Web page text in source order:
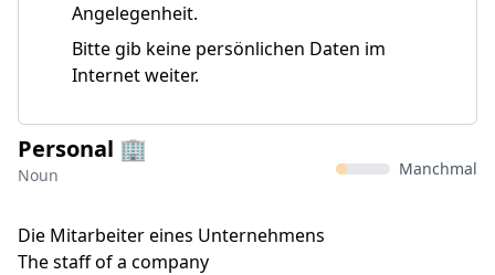
Angelegenheit.
Bitte gib keine persönlichen Daten im
Internet weiter.
Personal 🏢
Noun Manchmal
Die Mitarbeiter eines Unternehmens
The staff of a company